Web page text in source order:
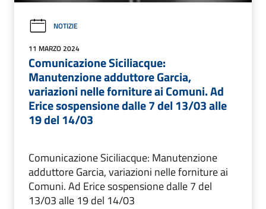
NOTIZIE
11 MARZO 2024
Comunicazione Siciliacque:
Manutenzione adduttore Garcia,
variazioni nelle forniture ai Comuni. Ad
Erice sospensione dalle 7 del 13/03 alle
19 del 14/03
Comunicazione Siciliacque: Manutenzione
adduttore Garcia, variazioni nelle forniture ai
Comuni. Ad Erice sospensione dalle 7 del
13/03 alle 19 del 14/03